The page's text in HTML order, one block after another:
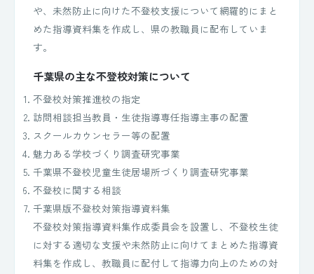
や、未然防止に向けた不登校支援について網羅的にまと
めた指導資料集を作成し、県の教職員に配布していま
す。
千葉県の主な不登校対策について
不登校対策推進校の指定
訪問相談担当教員・生徒指導専任指導主事の配置
スクールカウンセラー等の配置
魅力ある学校づくり調査研究事業
千葉県不登校児童生徒居場所づくり調査研究事業
不登校に関する相談
千葉県版不登校対策指導資料集
不登校対策指導資料集作成委員会を設置し、不登校生徒
に対する適切な支援や未然防止に向けてまとめた指導資
料集を作成し、教職員に配付して指導力向上のための対